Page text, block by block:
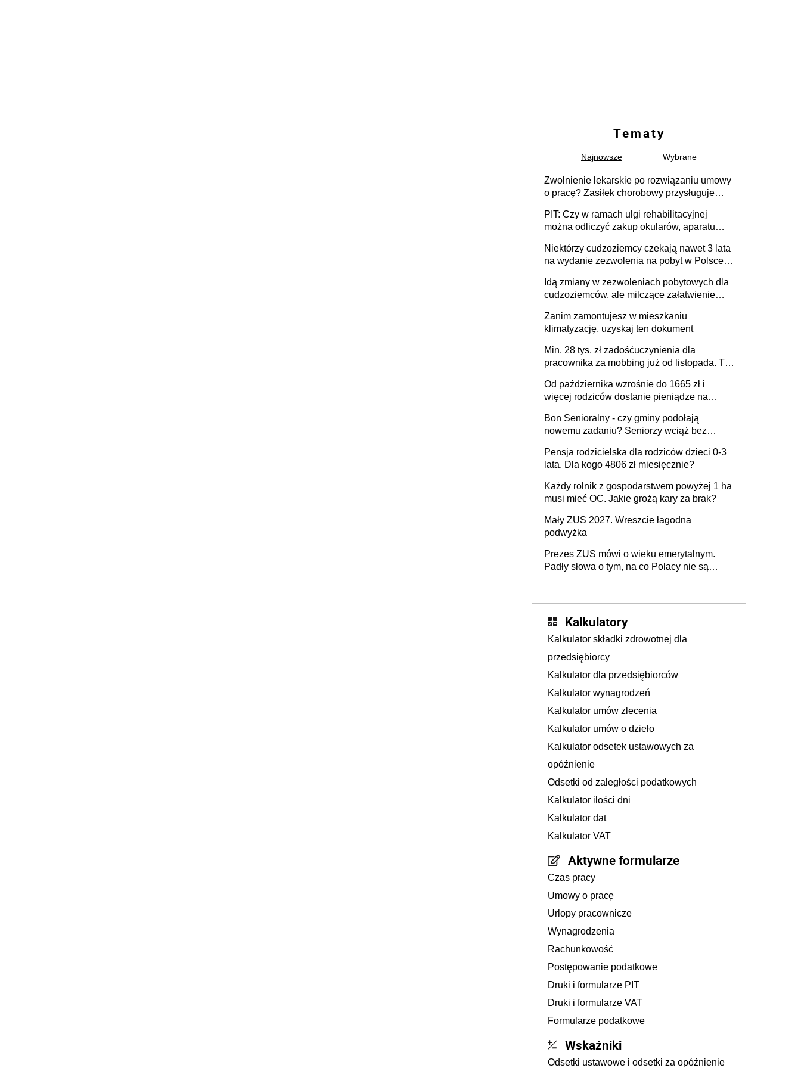
Tematy
Najnowsze Wybrane
Zwolnienie lekarskie po rozwiązaniu umowy
o pracę? Zasiłek chorobowy przysługuje
dni od ustania stosunku pracy
PIT: Czy w ramach ulgi rehabilitacyjnej
można odliczyć zakup okularów, aparatu
Niektórzy cudzoziemcy czekają nawet 3 lata
na wydanie zezwolenia na pobyt w Polsce.
opóźnienia z kartami pobytu to realny
problem
Idą zmiany w zezwoleniach pobytowych dla
cudzoziemców, ale milczące załatwienie
Zanim zamontujesz w mieszkaniu
klimatyzację, uzyskaj ten dokument
Min. 28 tys. zł zadośćuczynienia dla
pracownika za mobbing już od listopada. To
zespołu
Od października wzrośnie do 1665 zł i
więcej rodziców dostanie pieniądze na
Bon Senioralny - czy gminy podołają
nowemu zadaniu? Seniorzy wciąż bez
Pensja rodzicielska dla rodziców dzieci 0-3
lata. Dla kogo 4806 zł miesięcznie?
Każdy rolnik z gospodarstwem powyżej 1 ha
musi mieć OC. Jakie grożą kary za brak?
Mały ZUS 2027. Wreszcie łagodna
podwyżka
Prezes ZUS mówi o wieku emerytalnym.
Padły słowa o tym, na co Polacy nie są
Kalkulatory
Kalkulator składki zdrowotnej dla
przedsiębiorcy
Kalkulator dla przedsiębiorców
Kalkulator wynagrodzeń
Kalkulator umów zlecenia
Kalkulator umów o dzieło
Kalkulator odsetek ustawowych za
opóźnienie
Odsetki od zaległości podatkowych
Kalkulator ilości dni
Kalkulator dat
Kalkulator VAT
Aktywne formularze
Czas pracy
Umowy o pracę
Urlopy pracownicze
Wynagrodzenia
Rachunkowość
Postępowanie podatkowe
Druki i formularze PIT
Druki i formularze VAT
Formularze podatkowe
Wskaźniki
Odsetki ustawowe i odsetki za opóźnienie